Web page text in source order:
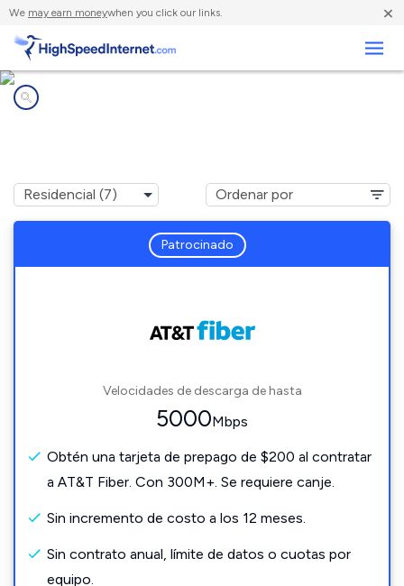
We may earn moneywhen you click our links. ×
Patrocinado
Velocidades de descarga de hasta
5000Mbps
Obtén una tarjeta de prepago de $200 al contratar
a AT&T Fiber. Con 300M+. Se requiere canje.
Sin incremento de costo a los 12 meses.
Sin contrato anual, límite de datos o cuotas por
equipo.